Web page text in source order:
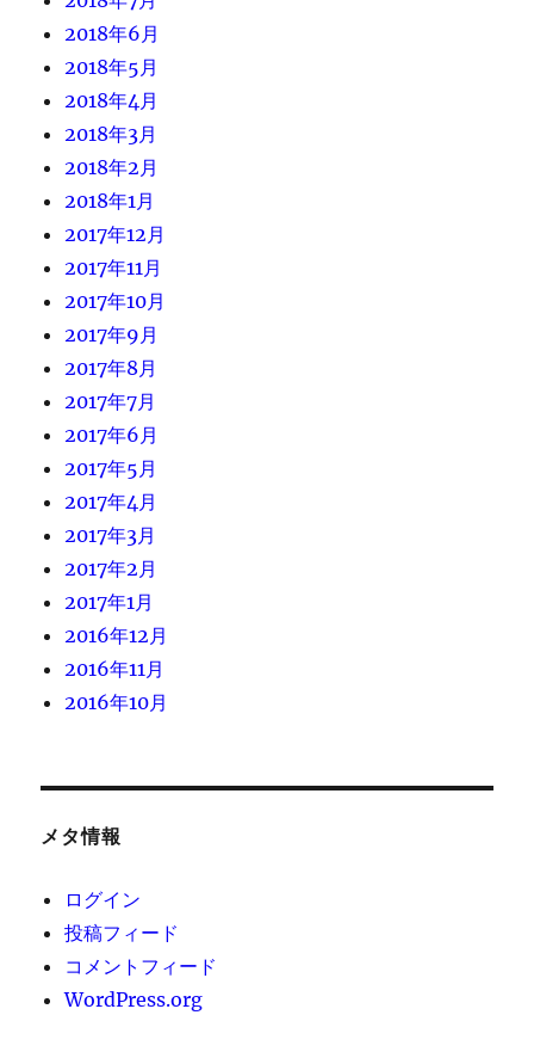
2018年6月
2018年5月
2018年4月
2018年3月
2018年2月
2018年1月
2017年12月
2017年11月
2017年10月
2017年9月
2017年8月
2017年7月
2017年6月
2017年5月
2017年4月
2017年3月
2017年2月
2017年1月
2016年12月
2016年11月
2016年10月
メタ情報
ログイン
投稿フィード
コメントフィード
WordPress.org